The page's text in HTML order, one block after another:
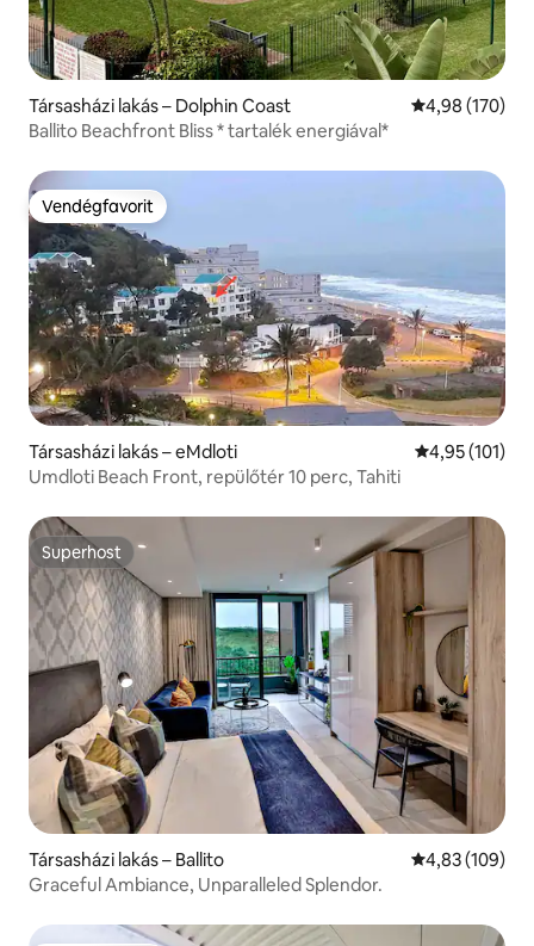
Társasházi lakás – Dolphin Coast Átlagos
4,98 (170)
Ballito Beachfront Bliss * tartalék energiával*
Vendégfavorit
Vendégfavorit
Társasházi lakás – eMdloti Átlagos
4,95 (101)
Umdloti Beach Front, repülőtér 10 perc, Tahiti
Superhost
Superhost
Társasházi lakás – Ballito Átlagos
4,83 (109)
Graceful Ambiance, Unparalleled Splendor.